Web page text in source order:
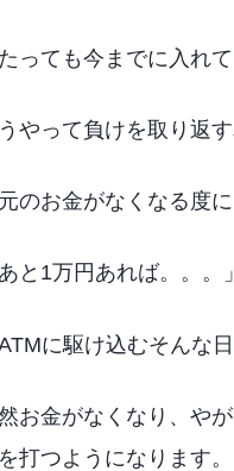
っても今までに入れ
やって負けを取り返
のお金がなくなる度に
あと1万円あれば。。。」
に駆け込むそんな
お金がなくなり、や
打つようになります。